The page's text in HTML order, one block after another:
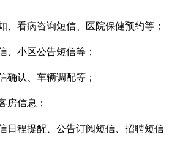
、看病咨询短信、医院保健预约等；
、小区公告短信等；
确认、车辆调配等；
房信息；
日程提醒、公告订阅短信、招聘短信